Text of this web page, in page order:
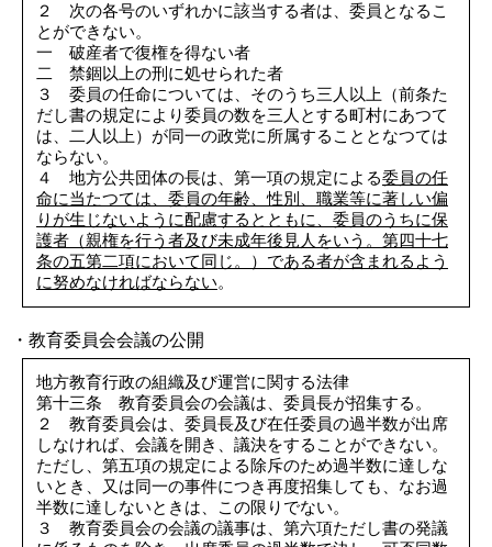
２ 次の各号のいずれかに該当する者は、委員となるこ
とができない。
一 破産者で復権を得ない者
二 禁錮以上の刑に処せられた者
３ 委員の任命については、そのうち三人以上（前条た
だし書の規定により委員の数を三人とする町村にあつて
は、二人以上）が同一の政党に所属することとなつては
ならない。
４ 地方公共団体の長は、第一項の規定による委員の任
命に当たつては、委員の年齢、性別、職業等に著しい偏
りが生じないように配慮するとともに、委員のうちに保
護者（親権を行う者及び未成年後見人をいう。第四十七
条の五第二項において同じ。）である者が含まれるよう
に努めなければならない。
・教育委員会会議の公開
地方教育行政の組織及び運営に関する法律
第十三条 教育委員会の会議は、委員長が招集する。
２ 教育委員会は、委員長及び在任委員の過半数が出席
しなければ、会議を開き、議決をすることができない。
ただし、第五項の規定による除斥のため過半数に達しな
いとき、又は同一の事件につき再度招集しても、なお過
半数に達しないときは、この限りでない。
３ 教育委員会の会議の議事は、第六項ただし書の発議